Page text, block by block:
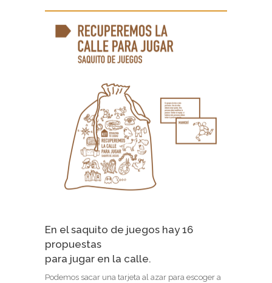
En el saquito de juegos hay 16
propuestas
para jugar en la calle.
Podemos sacar una tarjeta al azar para escoger a